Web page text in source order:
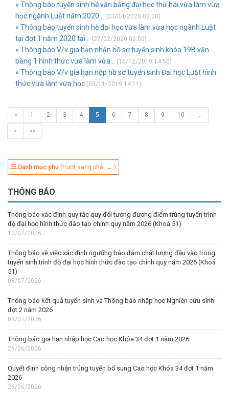
» Thông báo tuyển sinh hệ văn bằng đại học thứ hai vừa làm vừa
học ngành Luật năm 2020...
(03/04/2020 00:00)
» Thông báo tuyển sinh hệ đại học vừa làm vừa học ngành Luật
tại đợt 1 năm 2020 tại...
(27/02/2020 00:00)
» Thông báo V/v gia hạn nhận hồ sơ tuyển sinh khóa 19B văn
bằng 1 hình thức vừa làm vừa...
(16/12/2019 14:50)
» Thông báo V/v gia hạn nộp hồ sơ tuyển sinh Đại học Luật hình
thức vừa làm vừa học (05/11/2019 14:11)
« 1 2 3 4 5 6 7 8 9 10 …
» »»
☰ Danh mục phụ (trượt sang phải → )
THÔNG BÁO
Thông báo xác định quy tắc quy đổi tương đương điểm trúng tuyển trình
độ đại học hình thức đào tạo chính quy năm 2026 (Khoá 51)
10/07/2026
Thông báo về việc xác định ngưỡng bảo đảm chất lượng đầu vào trong
tuyển sinh trình độ đại học hình thức đào tạo chính quy năm 2026 (Khoá
51)
08/07/2026
Thông báo kết quả tuyển sinh và Thông báo nhập học Nghiên cứu sinh
đợt 2 năm 2026
03/07/2026
Thông báo gia hạn nhập học Cao học Khóa 34 đợt 1 năm 2026
26/06/2026
Quyết định công nhận trúng tuyển bổ sung Cao học Khóa 34 đợt 1 năm
2026
26/06/2026